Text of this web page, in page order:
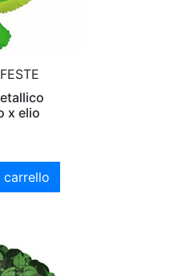
x elio
carrello